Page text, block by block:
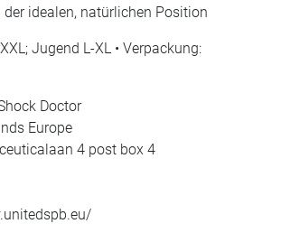
der idealen, natürlichen Position
Jugend L-XL • Verpackung:
Doctor
Europe
4 post box 4